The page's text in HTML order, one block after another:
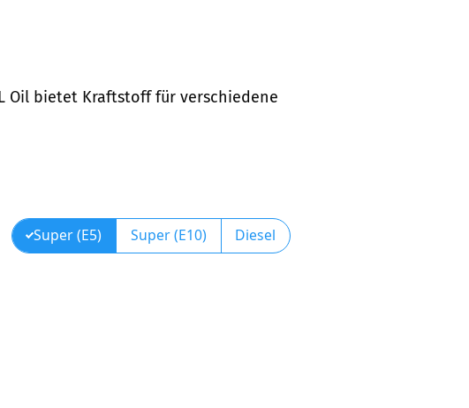
Oil bietet Kraftstoff für verschiedene
Super (E5) Super (E10) Diesel